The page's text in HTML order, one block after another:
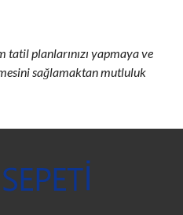
planlarınızı yapmaya ve
sağlamaktan mutluluk